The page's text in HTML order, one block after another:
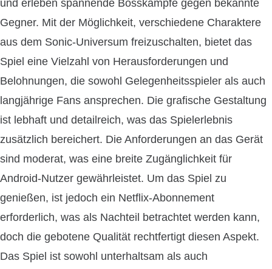
und erleben spannende Bosskämpfe gegen bekannte
Gegner. Mit der Möglichkeit, verschiedene Charaktere
aus dem Sonic-Universum freizuschalten, bietet das
Spiel eine Vielzahl von Herausforderungen und
Belohnungen, die sowohl Gelegenheitsspieler als auch
langjährige Fans ansprechen. Die grafische Gestaltung
ist lebhaft und detailreich, was das Spielerlebnis
zusätzlich bereichert. Die Anforderungen an das Gerät
sind moderat, was eine breite Zugänglichkeit für
Android-Nutzer gewährleistet. Um das Spiel zu
genießen, ist jedoch ein Netflix-Abonnement
erforderlich, was als Nachteil betrachtet werden kann,
doch die gebotene Qualität rechtfertigt diesen Aspekt.
Das Spiel ist sowohl unterhaltsam als auch